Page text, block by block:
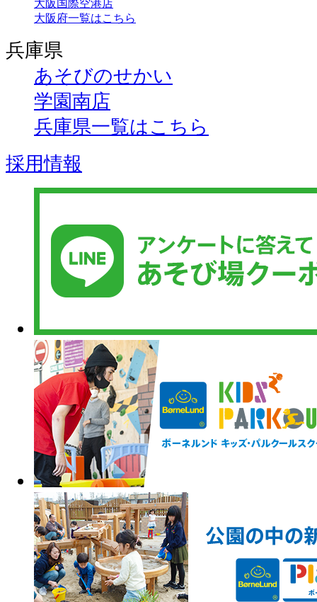
大阪国際空港店
大阪府一覧はこちら
兵庫県
あそびのせかい
学園南店
兵庫県一覧はこちら
採用情報